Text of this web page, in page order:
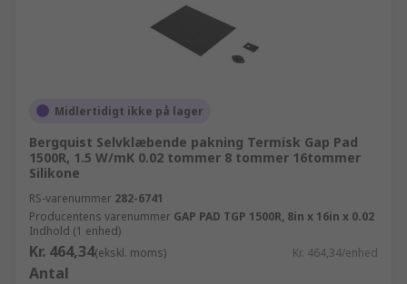
Midlertidigt ikke på lager
Bergquist Selvklæbende pakning Termisk Gap Pad
1500R, 1.5 W/mK 0.02 tommer 8 tommer 16tommer
Silikone
RS-varenummer 282-6741
Producentens varenummer GAP PAD TGP 1500R, 8in x 16in x 0.02
Indhold (1 enhed)
Kr. 464,34(ekskl. moms) Kr. 464,34/enhed
Antal